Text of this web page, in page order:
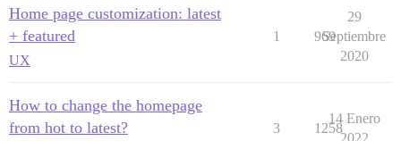
Home page customization: latest
+ featured
UX
1 969
29
Septiembre
2020
How to change the homepage
from hot to latest?
3 1258
14 Enero
2022